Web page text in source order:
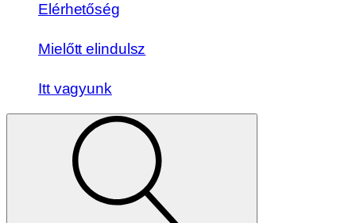
Elérhetőség
Mielőtt elindulsz
Itt vagyunk